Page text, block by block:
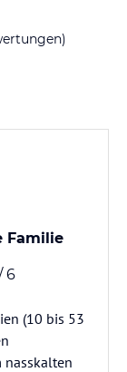
Familie
6
(10 bis 53
nasskalten